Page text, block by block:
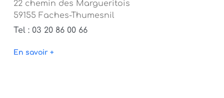
22 chemin des Margueritois
59155 Faches-Thumesnil
Tel : 03 20 86 00 66
En savoir +